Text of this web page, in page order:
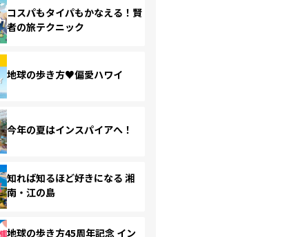
コスパもタイパもかなえる！賢
者の旅テクニック
地球の歩き方♥偏愛ハワイ
今年の夏はインスパイアへ！
知れば知るほど好きになる 湘
南・江の島
地球の歩き方45周年記念 イン